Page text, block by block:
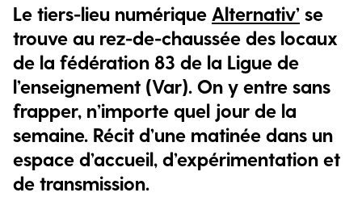
Le tiers-lieu numérique Alternativ’ se
trouve au rez-de-chaussée des locaux
de la fédération 83 de la Ligue de
l’enseignement (Var). On y entre sans
frapper, n’importe quel jour de la
semaine. Récit d’une matinée dans un
espace d’accueil, d’expérimentation et
de transmission.